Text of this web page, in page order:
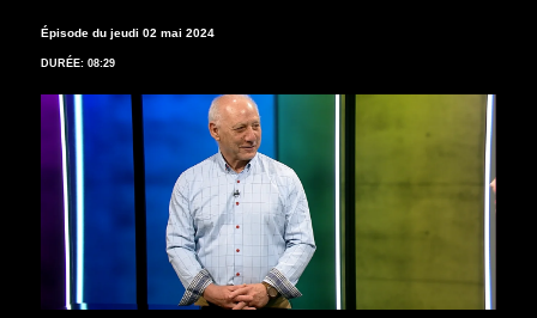
Épisode du jeudi 02 mai 2024
DURÉE: 08:29